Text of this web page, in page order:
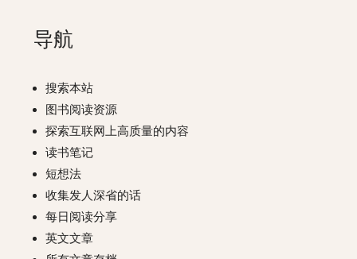
导航
搜索本站
图书阅读资源
探索互联网上高质量的内容
读书笔记
短想法
收集发人深省的话
每日阅读分享
英文文章